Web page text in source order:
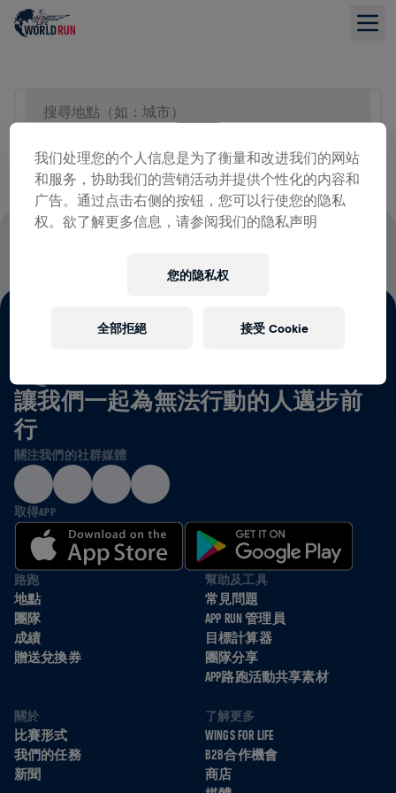
搜尋地點（如：城市）
讓我們一起為無法行動的人邁步前
行
關注我們的社群媒體
取得APP
路跑
地點
團隊
成績
贈送兌換券
幫助及工具
常見問題
APP RUN 管理員
目標計算器
團隊分享
APP路跑活動共享素材
關於
比賽形式
我們的任務
新聞
了解更多
WINGS FOR LIFE
B2B合作機會
商店
我们处理您的个人信息是为了衡量和改进我们的网站
和服务，协助我们的营销活动并提供个性化的内容和
广告。通过点击右侧的按钮，您可以行使您的隐私
权。欲了解更多信息，请参阅我们的隐私声明
您的隐私权
全部拒絕 接受 Cookie